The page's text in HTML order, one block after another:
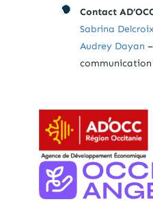
Contact
Sabrina Delcroix
Audrey Dayan
communication